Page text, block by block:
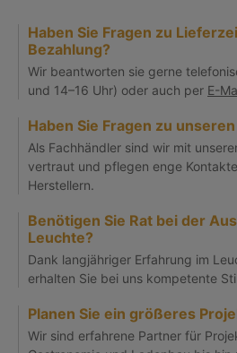
Haben Sie Fragen zu
Bezahlung?
Wir beantworten sie gerne
und 14–16 Uhr) oder auch per E-
Haben Sie Fragen zu
Als Fachhändler sind wir mit
vertraut und pflegen enge
Herstellern.
Benötigen Sie Rat bei der
Leuchte?
Dank langjähriger Erfahrung im
erhalten Sie bei uns kompetente
Planen Sie ein größeres
Wir sind erfahrene Partner für